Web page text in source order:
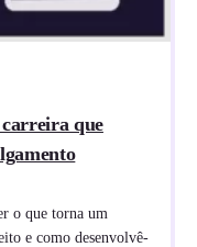
que
o que torna um
e como desenvolvê-